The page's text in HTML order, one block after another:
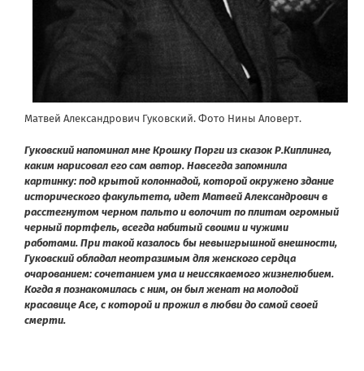
Матвей Александрович Гуковский. Фото Нины Аловерт.
Гуковский напоминал мне Крошку Порги из сказок Р.Киплинга,
каким нарисовал его сам автор. Навсегда запомнила
картинку: под крытой колоннадой, которой окружено здание
исторического факультета, идет Матвей Александрович в
расстегнутом черном пальто и волочит по плитам огромный
черный портфель, всегда набитый своими и чужими
работами. При такой казалось бы невыигрышной внешности,
Гуковский обладал неотразимым для женского сердца
очарованием: сочетанием ума и неиссякаемого жизнелюбием.
Когда я познакомилась с ним, он был женат на молодой
красавице Асе, с которой и прожил в любви до самой своей
смерти.